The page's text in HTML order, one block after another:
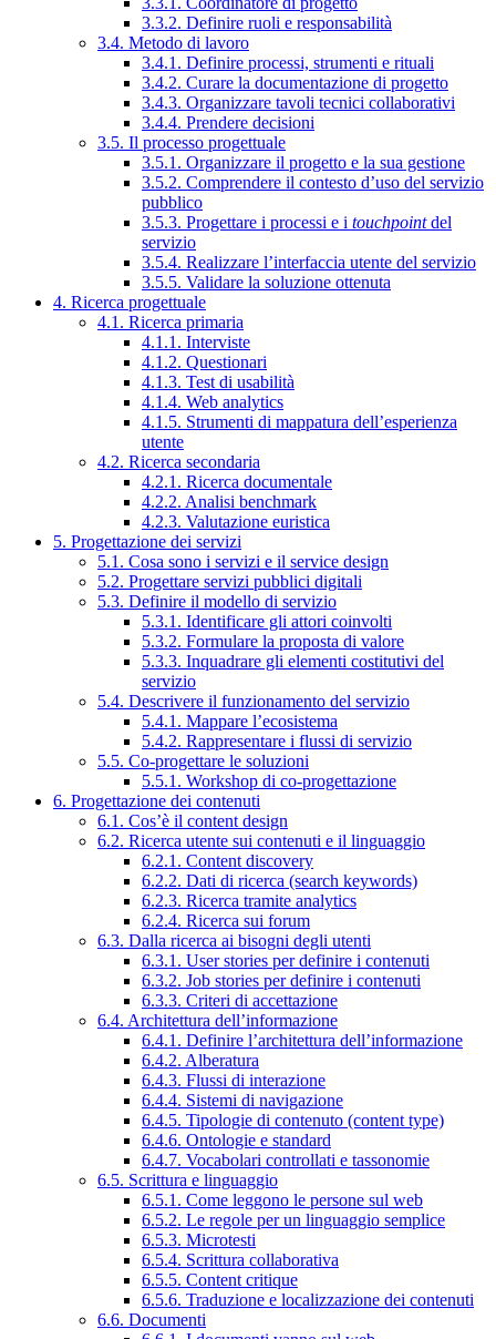
3.3.2. Definire ruoli e responsabilità
3.4. Metodo di lavoro
3.4.1. Definire processi, strumenti e rituali
3.4.2. Curare la documentazione di progetto
3.4.3. Organizzare tavoli tecnici collaborativi
3.4.4. Prendere decisioni
3.5. Il processo progettuale
3.5.1. Organizzare il progetto e la sua gestione
3.5.2. Comprendere il contesto d’uso del servizio
pubblico
3.5.3. Progettare i processi e i touchpointdel
servizio
3.5.4. Realizzare l’interfaccia utente del servizio
3.5.5. Validare la soluzione ottenuta
4. Ricerca progettuale
4.1. Ricerca primaria
4.1.1. Interviste
4.1.2. Questionari
4.1.3. Test di usabilità
4.1.4. Web analytics
4.1.5. Strumenti di mappatura dell’esperienza
utente
4.2. Ricerca secondaria
4.2.1. Ricerca documentale
4.2.2. Analisi benchmark
4.2.3. Valutazione euristica
5. Progettazione dei servizi
5.1. Cosa sono i servizi e il service design
5.2. Progettare servizi pubblici digitali
5.3. Definire il modello di servizio
5.3.1. Identificare gli attori coinvolti
5.3.2. Formulare la proposta di valore
5.3.3. Inquadrare gli elementi costitutivi del
servizio
5.4. Descrivere il funzionamento del servizio
5.4.1. Mappare l’ecosistema
5.4.2. Rappresentare i flussi di servizio
5.5. Co-progettare le soluzioni
5.5.1. Workshop di co-progettazione
6. Progettazione dei contenuti
6.1. Cos’è il content design
6.2. Ricerca utente sui contenuti e il linguaggio
6.2.1. Content discovery
6.2.2. Dati di ricerca (search keywords)
6.2.3. Ricerca tramite analytics
6.2.4. Ricerca sui forum
6.3. Dalla ricerca ai bisogni degli utenti
6.3.1. User stories per definire i contenuti
6.3.2. Job stories per definire i contenuti
6.3.3. Criteri di accettazione
6.4. Architettura dell’informazione
6.4.1. Definire l’architettura dell’informazione
6.4.2. Alberatura
6.4.3. Flussi di interazione
6.4.4. Sistemi di navigazione
6.4.5. Tipologie di contenuto (content type)
6.4.6. Ontologie e standard
6.4.7. Vocabolari controllati e tassonomie
6.5. Scrittura e linguaggio
6.5.1. Come leggono le persone sul web
6.5.2. Le regole per un linguaggio semplice
6.5.3. Microtesti
6.5.4. Scrittura collaborativa
6.5.5. Content critique
6.5.6. Traduzione e localizzazione dei contenuti
6.6. Documenti